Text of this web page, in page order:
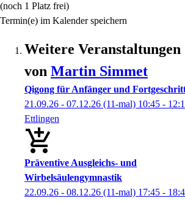
(noch 1 Platz frei)
Termin(e) im Kalender speichern
Weitere Veranstaltungen
von Martin Simmet
Qigong für Anfänger und
21.09.26 - 07.12.26 (11-mal) 10:45 -
Ettlingen
Präventive Ausgleichs- und
Wirbelsäulengymnastik
22.09.26 - 08.12.26 (11-mal) 17:45 -